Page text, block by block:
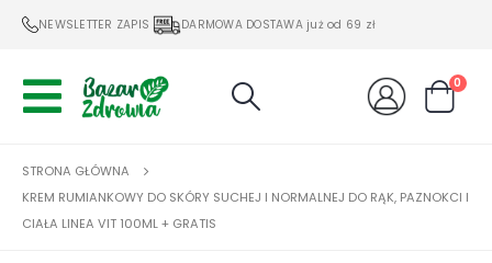
NEWSLETTER ZAPIS DARMOWA DOSTAWA już od 69 zł
0
STRONA GŁÓWNA
KREM RUMIANKOWY DO SKÓRY SUCHEJ I NORMALNEJ DO RĄK, PAZNOKCI I
CIAŁA LINEA VIT 100ML + GRATIS